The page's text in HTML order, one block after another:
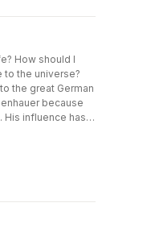
översättning
då
den äldre tyska
How should I
to the universe?
the great German
because
His influence has
by the force of an